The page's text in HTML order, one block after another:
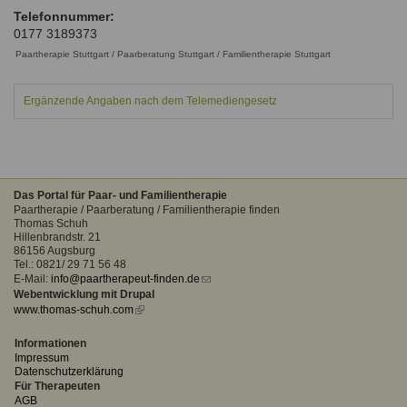
Qualitätssicherung
Qualität unserer Therapeuten
Familienthemen
Fortbildungen
Fortbildungen
Liste der Fachverbände
Passwort*
vergessen?
Anmelden
Sitemap
Links
Formular zur Registrierung
Telefonnummer:
0177 3189373
Paartherapie Stuttgart / Paarberatung Stuttgart / Familientherapie Stuttgart
Ergänzende Angaben nach dem Telemediengesetz
Das Portal für Paar- und Familientherapie
Paartherapie / Paarberatung / Familientherapie finden
Thomas Schuh
Hillenbrandstr. 21
86156 Augsburg
Tel.: 0821/ 29 71 56 48
E-Mail: info@paartherapeut-finden.de (link
Webentwicklung mit Drupal
www.thomas-schuh.com(link
Informationen
Impressum
Datenschutzerklärung
Für Therapeuten
AGB